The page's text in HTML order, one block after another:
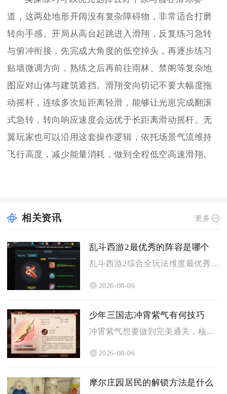
道，这两处地形开阔没有复杂障碍物，非常适合打磨
转向手感。开局从高台起跳进入滑翔，反复练习急转
与俯冲衔接，先完成大角度的低空掉头，再逐步练习
贴墙微调方向，熟练之后再前往雨林、禁阁等复杂地
图应对山体与建筑遮挡。滑翔变向切记不要大幅度拖
动摇杆，连续多次短距离轻滑，能够让光崽完成翻滚
式急转，转向响应速度会远优于长距离滑动摇杆。无
翼玩家也可以沿用这套操作逻辑，依托场景气流维持
飞行高度，减少能量消耗，做到全程低空高速滑翔。
相关资讯 更多
乱斗西游2最优秀的阵容是哪个
乱斗西游2综合全玩法维度最优秀的阵容为蛟魔王搭配魍魉与牛头马...
2026-08-06
少年三国志冲霄紫气有何技巧
冲霄紫气想要做到完美通关，核心技巧就是严格遵循拆帐篷、破机关...
2026-08-06
摩尔庄园居民的解锁方法是什么